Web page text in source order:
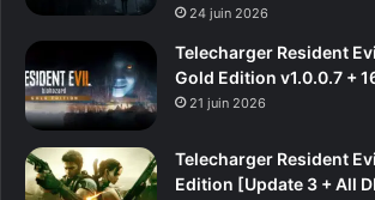
24 juin 2026
Telecharger Resident
Gold Edition v1.0.0.7 +
21 juin 2026
Telecharger Resident
Edition [Update 3 + All